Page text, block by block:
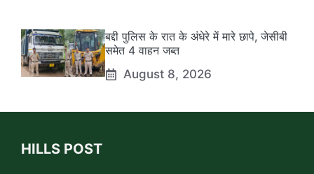
बद्दी पुलिस के रात के अंधेरे में मारे छापे, जेसीबी
समेत 4 वाहन जब्त
August 8, 2026
HILLS POST